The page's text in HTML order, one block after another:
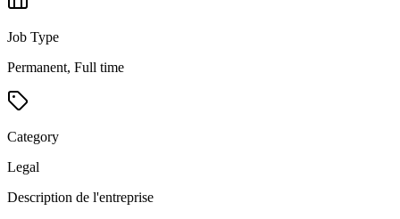
Job Type
Permanent, Full time
Category
Legal
Description de l'entreprise